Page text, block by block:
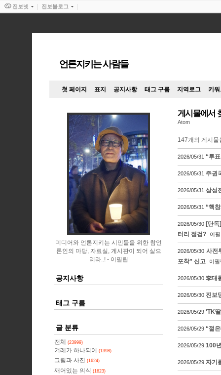
언론지키는 사람들
첫 페이지 표지 공지사항 태그 구름 지역로그 키
게시물에서
Atom
147개의 게시물
2026/05/31 “투
2026/05/31 주권
2026/05/31 삼성
2026/05/31 “핵
2026/05/30 [단
터리 점검?
이
2026/05/30 사전
포착” 신고
이필
2026/05/30 李대
2026/05/30 진보
2026/05/29 'TK
2026/05/29 “젊
2026/05/29 100
2026/05/29 자기
미디어와 언론지키는 시민들을 위한 참언
론인의 마당, 자료실, 게시판이 되어 살으
리라..!
이필립
공지사항
태그 구름
글 분류
전체 (23999)
겨레가 하나되어 (1398)
그림과 사진 (1624)
깨어있는 의식 (1623)
진보넷 진보블로그